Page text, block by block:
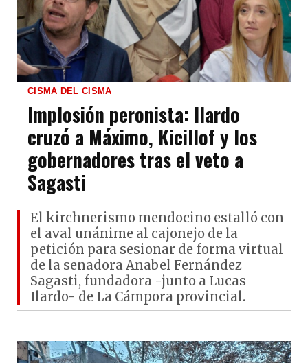
CISMA DEL CISMA
Implosión peronista: Ilardo
cruzó a Máximo, Kicillof y los
gobernadores tras el veto a
Sagasti
El kirchnerismo mendocino estalló con
el aval unánime al cajonejo de la
petición para sesionar de forma virtual
de la senadora Anabel Fernández
Sagasti, fundadora -junto a Lucas
Ilardo- de La Cámpora provincial.